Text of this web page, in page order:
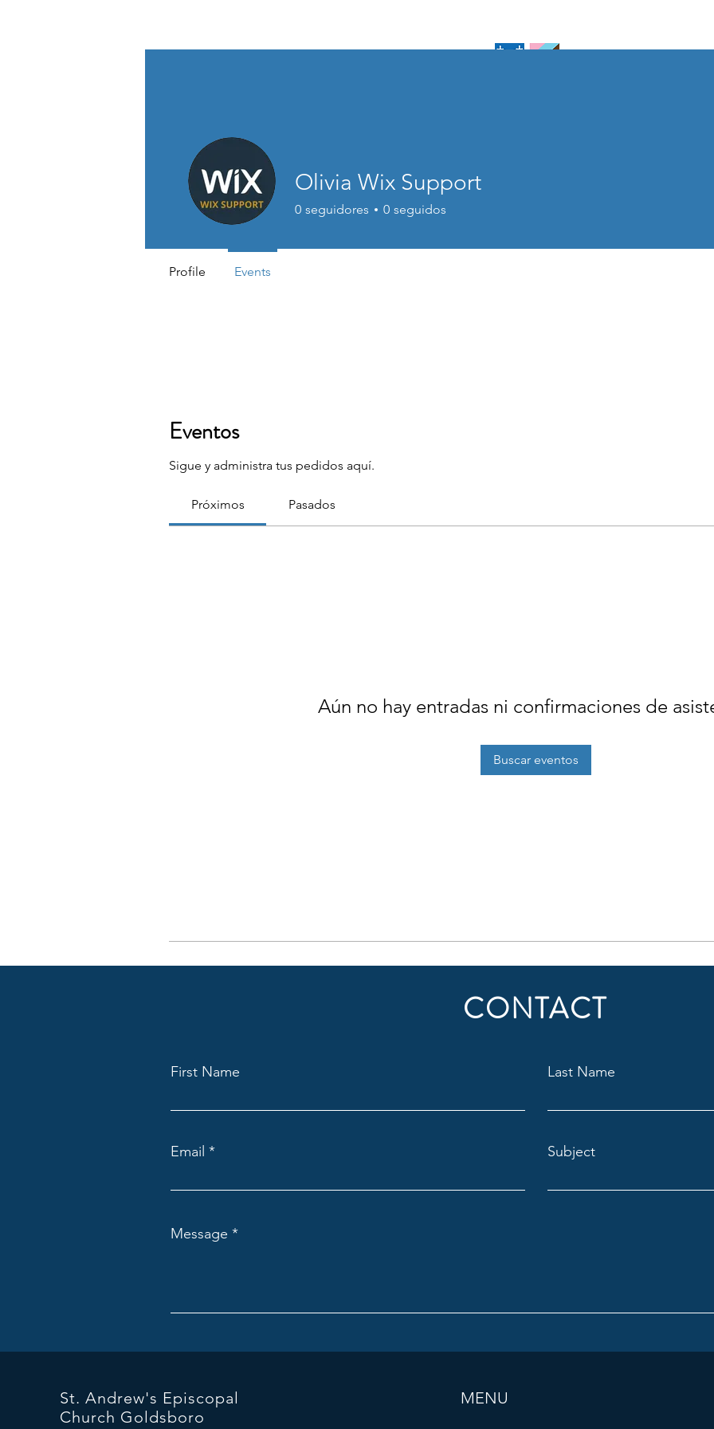
St. Andrew's Episcopal
Eventos
Sigue y administra tus pedidos aquí.
Próximos Pasados
Aún no hay entradas ni confirmaciones de
Buscar eventos
Olivia Wix Support
0 seguidores 0 seguidos
Profile Events
CONTACT
First Name Last Name
Email Subject
Message
St. Andrew's Episcopal
Church Goldsboro
MENU